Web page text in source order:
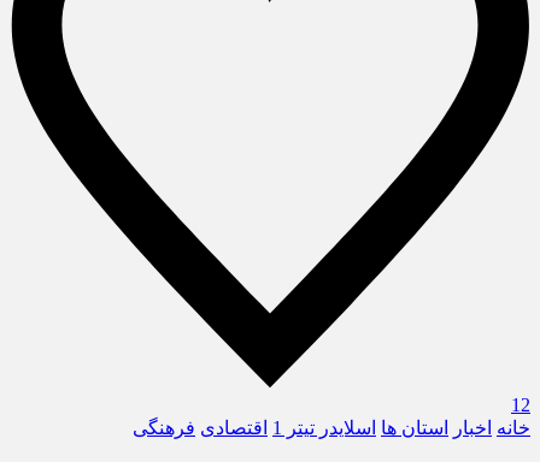
12
خانه اخبار استان ها اسلایدر تیتر 1 اقتصادی فرهنگی